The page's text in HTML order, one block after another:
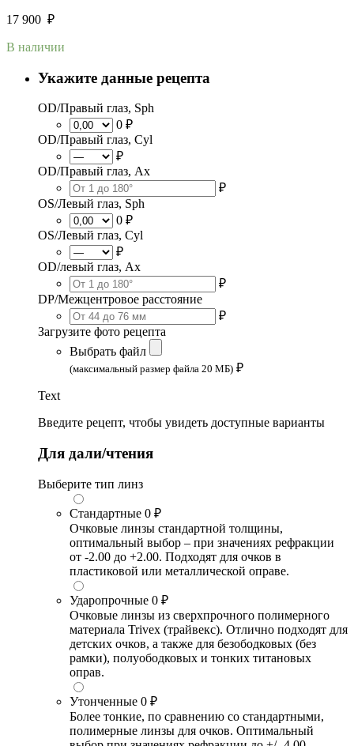
17 900 ₽
В наличии
Укажите данные рецепта
OD/Правый глаз, Sph
0 ₽
OD/Правый глаз, Cyl
₽
OD/Правый глаз, Ax
₽
OS/Левый глаз, Sph
0 ₽
OS/Левый глаз, Cyl
₽
OD/левый глаз, Ax
₽
DP/Межцентровое расстояние
₽
Загрузите фото рецепта
Выбрать файл
(максимальный размер файла 20 МБ) ₽
Text
Введите рецепт, чтобы увидеть доступные варианты
Для дали/чтения
Выберите тип линз
Стандартные 0 ₽
Очковые линзы стандартной толщины,
оптимальный выбор – при значениях рефракции
от -2.00 до +2.00. Подходят для очков в
пластиковой или металлической оправе.
Ударопрочные 0 ₽
Очковые линзы из сверхпрочного полимерного
материала Trivex (трайвекс). Отлично подходят для
детских очков, а также для безободковых (без
рамки), полуободковых и тонких титановых
оправ.
Утонченные 0 ₽
Более тонкие, по сравнению со стандартными,
полимерные линзы для очков. Оптимальный